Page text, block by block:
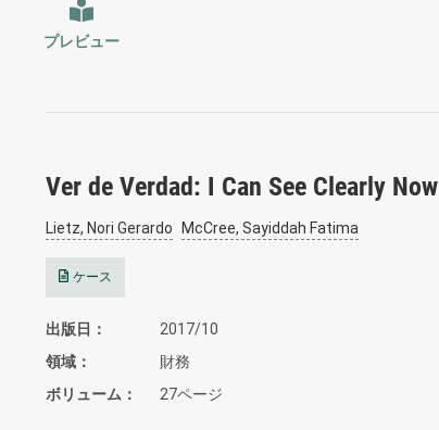
プレビュー
Ver de Verdad: I Can See Clearly Now
Lietz, Nori Gerardo McCree, Sayiddah Fatima
ケース
出版日
2017/10
領域
財務
ボリューム
27ページ